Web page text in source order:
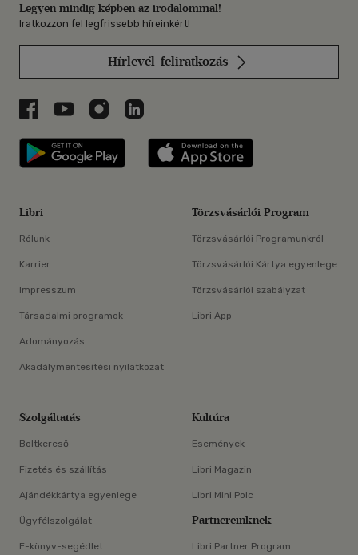
Legyen mindig képben az irodalommal!
Iratkozzon fel legfrissebb híreinkért!
Hírlevél-feliratkozás
Libri a Facebookon
Libri a Youtube-on
Libri az Instagramon
Libri a LinkedInen
Libri applikáció Szerezd meg: Google
Libri
Rólunk
Karrier
Impresszum
Társadalmi programok
Adományozás
Akadálymentesítési nyilatkozat
Törzsvásárlói Program
Törzsvásárlói Programunkról
Törzsvásárlói Kártya egyenlege
Törzsvásárlói szabályzat
Libri App
Szolgáltatás
Boltkereső
Fizetés és szállítás
Ajándékkártya egyenlege
Ügyfélszolgálat
E-könyv-segédlet
Kultúra
Események
Libri Magazin
Libri Mini Polc
Partnereinknek
Libri Partner Program